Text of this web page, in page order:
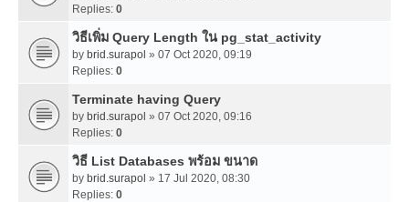
Replies: 0
วิธีเพิ่ม Query Length ใน pg_stat_activity
by brid.surapol » 07 Oct 2020, 09:19
Replies: 0
Terminate having Query
by brid.surapol » 07 Oct 2020, 09:16
Replies: 0
วิธี List Databases พร้อม ขนาด
by brid.surapol » 17 Jul 2020, 08:30
Replies: 0